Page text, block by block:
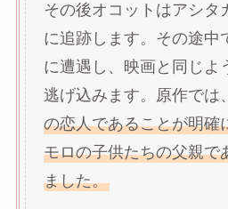
その後オコットはアシタ
に追跡します。その途中
に遭遇し、映画と同じよ
逃げ込みます。原作では、
の恋人であることが明確
モロの子供たちの父親で
ました。